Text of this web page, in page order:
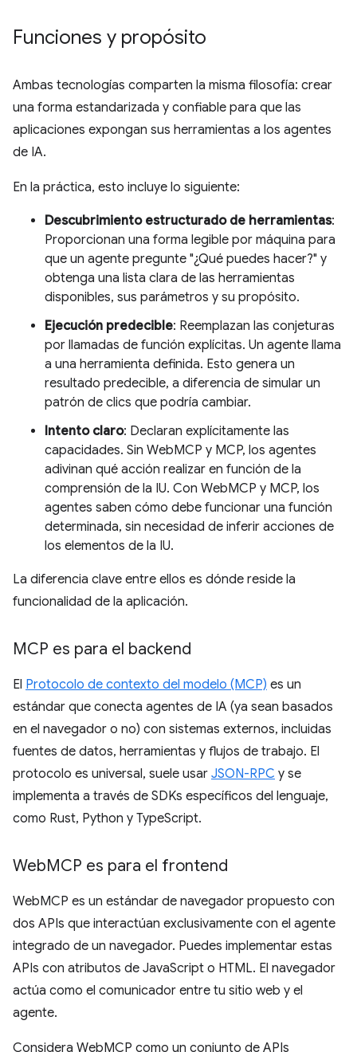
Funciones y propósito
Ambas tecnologías comparten la misma filosofía: crear
una forma estandarizada y confiable para que las
aplicaciones expongan sus herramientas a los agentes
de IA.
En la práctica, esto incluye lo siguiente:
Descubrimiento estructurado de herramientas:
Proporcionan una forma legible por máquina para
que un agente pregunte "¿Qué puedes hacer?" y
obtenga una lista clara de las herramientas
disponibles, sus parámetros y su propósito.
Ejecución predecible: Reemplazan las conjeturas
por llamadas de función explícitas. Un agente llama
a una herramienta definida. Esto genera un
resultado predecible, a diferencia de simular un
patrón de clics que podría cambiar.
Intento claro: Declaran explícitamente las
capacidades. Sin WebMCP y MCP, los agentes
adivinan qué acción realizar en función de la
comprensión de la IU. Con WebMCP y MCP, los
agentes saben cómo debe funcionar una función
determinada, sin necesidad de inferir acciones de
los elementos de la IU.
La diferencia clave entre ellos es dónde reside la
funcionalidad de la aplicación.
MCP es para el backend
El Protocolo de contexto del modelo (MCP) es un
estándar que conecta agentes de IA (ya sean basados
en el navegador o no) con sistemas externos, incluidas
fuentes de datos, herramientas y flujos de trabajo. El
protocolo es universal, suele usar JSON-RPC y se
implementa a través de SDKs específicos del lenguaje,
como Rust, Python y TypeScript.
WebMCP es para el frontend
WebMCP es un estándar de navegador propuesto con
dos APIs que interactúan exclusivamente con el agente
integrado de un navegador. Puedes implementar estas
APIs con atributos de JavaScript o HTML. El navegador
actúa como el comunicador entre tu sitio web y el
agente.
Considera WebMCP como un conjunto de APIs